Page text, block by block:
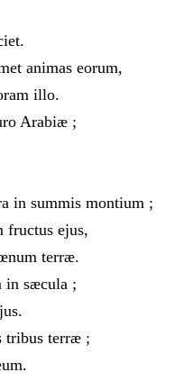
.
animas eorum,
illo.
Arabiæ ;
in summis montium ;
fructus ejus,
terræ.
in sæcula ;
.
tribus terræ ;
.